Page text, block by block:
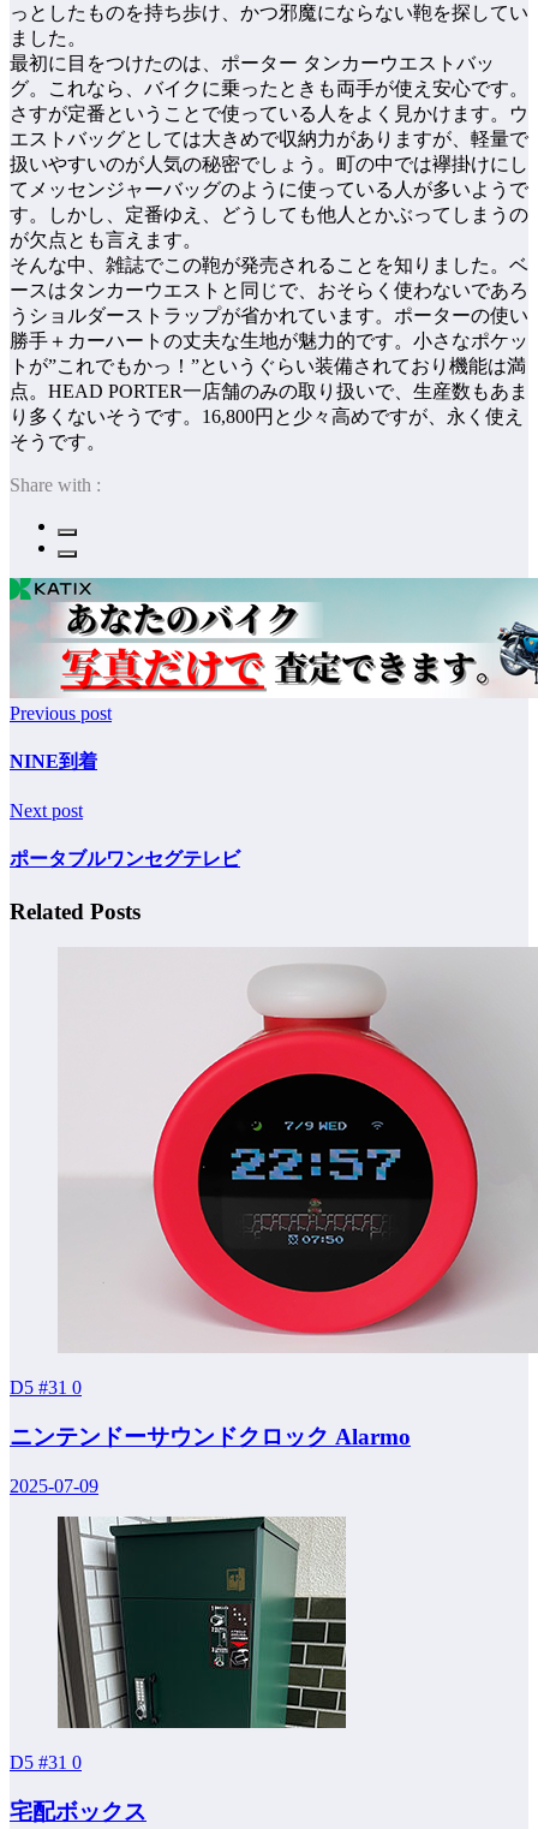
っとしたものを持ち歩け、かつ邪魔にならない鞄を探してい
ました。
最初に目をつけたのは、ポーター タンカーウエストバッ
グ。これなら、バイクに乗ったときも両手が使え安心です。
さすが定番ということで使っている人をよく見かけます。ウ
エストバッグとしては大きめで収納力がありますが、軽量で
扱いやすいのが人気の秘密でしょう。町の中では襷掛けにし
てメッセンジャーバッグのように使っている人が多いようで
す。しかし、定番ゆえ、どうしても他人とかぶってしまうの
が欠点とも言えます。
そんな中、雑誌でこの鞄が発売されることを知りました。ベ
ースはタンカーウエストと同じで、おそらく使わないであろ
うショルダーストラップが省かれています。ポーターの使い
勝手＋カーハートの丈夫な生地が魅力的です。小さなポケッ
トが”これでもかっ！”というぐらい装備されており機能は満
点。HEAD PORTER一店舗のみの取り扱いで、生産数もあま
り多くないそうです。16,800円と少々高めですが、永く使え
そうです。
Share with :
Previous post
NINE到着
Next post
ポータブルワンセグテレビ
Related Posts
D5 #31 0
ニンテンドーサウンドクロック Alarmo
2025-07-09
D5 #31 0
宅配ボックス